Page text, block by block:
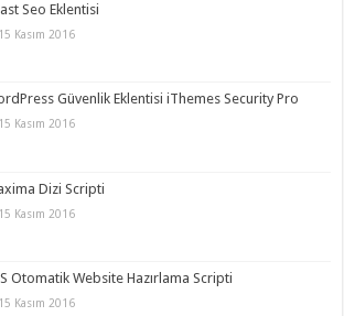
Seo Eklentisi
15 Kasım 2016
Güvenlik Eklentisi iThemes Security Pro
15 Kasım 2016
Dizi Scripti
15 Kasım 2016
Otomatik Website Hazırlama Scripti
15 Kasım 2016